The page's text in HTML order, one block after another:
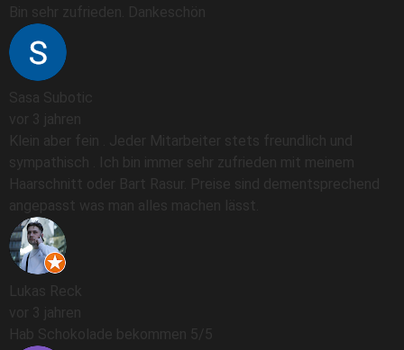
Bin sehr zufrieden. Dankeschön
Sasa Subotic
vor 3 jahren
Klein aber fein . Jeder Mitarbeiter stets freundlich und
sympathisch . Ich bin immer sehr zufrieden mit meinem
Haarschnitt oder Bart Rasur. Preise sind dementsprechend
angepasst was man alles machen lässt.
Lukas Reck
vor 3 jahren
Hab Schokolade bekommen 5/5